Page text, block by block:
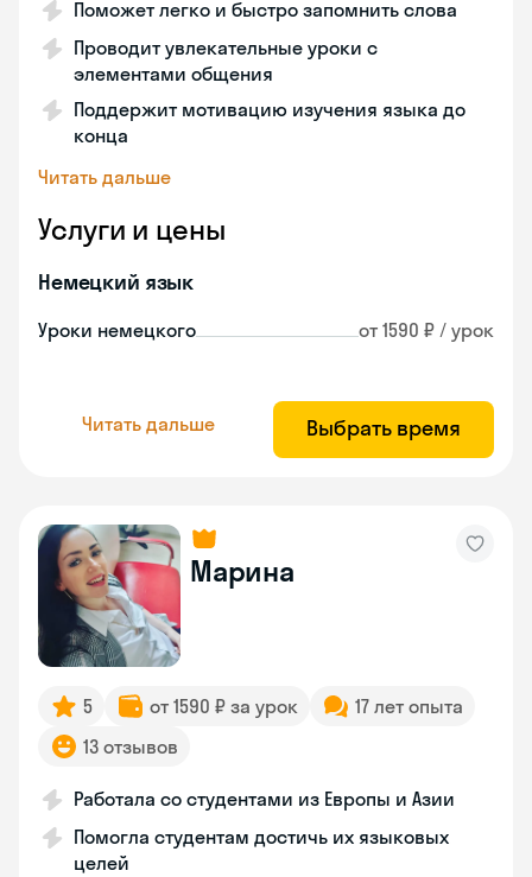
Поможет легко и быстро запомнить слова
Проводит увлекательные уроки с
элементами общения
Поддержит мотивацию изучения языка до
конца
Читать дальше
Услуги и цены
Немецкий язык
Уроки немецкого от 1590 ₽ / урок
Читать дальше Выбрать время
Марина
5 от 1590 ₽ за урок
17 лет опыта
13 отзывов
Работала со студентами из Европы и Азии
Помогла студентам достичь их языковых
целей